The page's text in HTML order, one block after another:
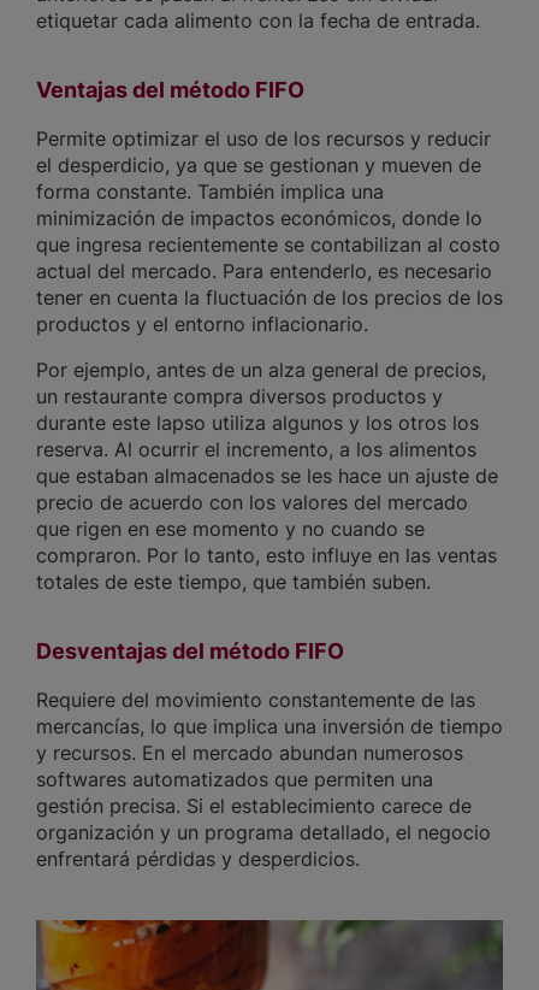
etiquetar cada alimento con la fecha de entrada.
Ventajas del método FIFO
Permite optimizar el uso de los recursos y reducir
el desperdicio, ya que se gestionan y mueven de
forma constante. También implica una
minimización de impactos económicos, donde lo
que ingresa recientemente se contabilizan al costo
actual del mercado. Para entenderlo, es necesario
tener en cuenta la fluctuación de los precios de los
productos y el entorno inflacionario.
Por ejemplo, antes de un alza general de precios,
un restaurante compra diversos productos y
durante este lapso utiliza algunos y los otros los
reserva. Al ocurrir el incremento, a los alimentos
que estaban almacenados se les hace un ajuste de
precio de acuerdo con los valores del mercado
que rigen en ese momento y no cuando se
compraron. Por lo tanto, esto influye en las ventas
totales de este tiempo, que también suben.
Desventajas del método FIFO
Requiere del movimiento constantemente de las
mercancías, lo que implica una inversión de tiempo
y recursos. En el mercado abundan numerosos
softwares automatizados que permiten una
gestión precisa. Si el establecimiento carece de
organización y un programa detallado, el negocio
enfrentará pérdidas y desperdicios.